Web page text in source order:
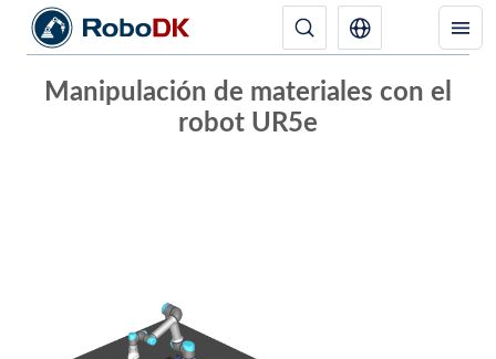
Manipulación de materiales con el
robot UR5e